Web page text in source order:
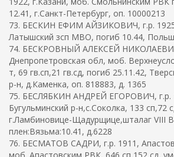
12.41, г.Санкт-Петербург, оп. 10000213
73. БЕСКИН ЕФИМ АЙЗИКОВИЧ, г.р.
Латышский зсп МВО, погиб 10.44,
74. БЕСКРОВНЫЙ АЛЕКСЕЙ
Днепропетровская обл, моб.
т, 69 гв.сп,21 гв.сд, погиб 25.11.42,
р-н, д.Каменка, оп. 818883, д. 1365
75. БЕСЛЯБКИН АНДРЕЙ ЕГОРОВИЧ, г.р.
Бугульминский р-н,с.Соколка, 133 сп,72
г.Ламбиновице-Щадурщице,шталаг VIII
плен:Вязьма:10.41, д.6228
76. БЕСМАТОВ САДРИ, г.р. 1911,